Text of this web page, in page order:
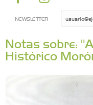
NEWSLETTER
Notas sobre:
Histórico